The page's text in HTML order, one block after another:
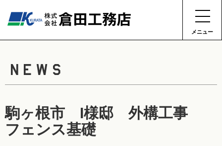
メニュー
NEWS
駒ヶ根市 I様邸 外構工事
フェンス基礎